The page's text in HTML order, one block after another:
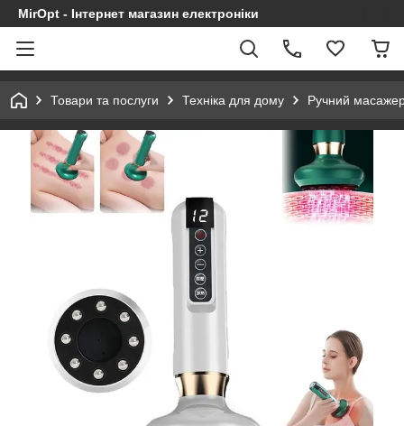
MirOpt - Інтернет магазин електроніки
Товари та послуги Техніка для дому Ручний